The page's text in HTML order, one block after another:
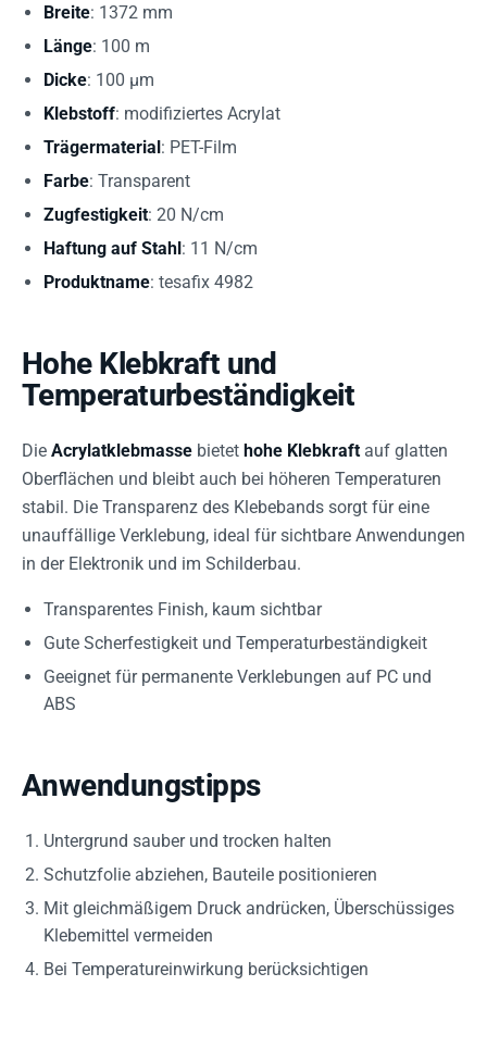
Breite: 1372 mm
Länge: 100 m
Dicke: 100 µm
Klebstoff: modifiziertes Acrylat
Trägermaterial: PET-Film
Farbe: Transparent
Zugfestigkeit: 20 N/cm
Haftung auf Stahl: 11 N/cm
Produktname: tesafix 4982
Hohe Klebkraft und
Temperaturbeständigkeit
Die Acrylatklebmasse bietet hohe Klebkraft auf glatten
Oberflächen und bleibt auch bei höheren Temperaturen
stabil. Die Transparenz des Klebebands sorgt für eine
unauffällige Verklebung, ideal für sichtbare Anwendungen
in der Elektronik und im Schilderbau.
Transparentes Finish, kaum sichtbar
Gute Scherfestigkeit und Temperaturbeständigkeit
Geeignet für permanente Verklebungen auf PC und
ABS
Anwendungstipps
Untergrund sauber und trocken halten
Schutzfolie abziehen, Bauteile positionieren
Mit gleichmäßigem Druck andrücken, Überschüssiges
Klebemittel vermeiden
Bei Temperatureinwirkung berücksichtigen